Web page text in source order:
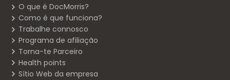
O que é DocMorris?
Como é que funciona?
Trabalhe connosco
Programa de afiliação
Torna-te Parceiro
Health points
Sítio Web da empresa